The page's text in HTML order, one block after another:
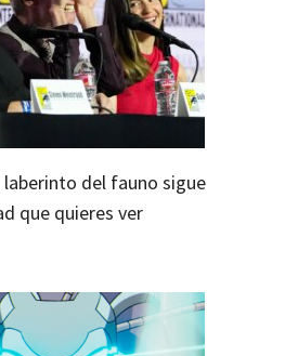
laberinto del fauno sigue
que quieres ver